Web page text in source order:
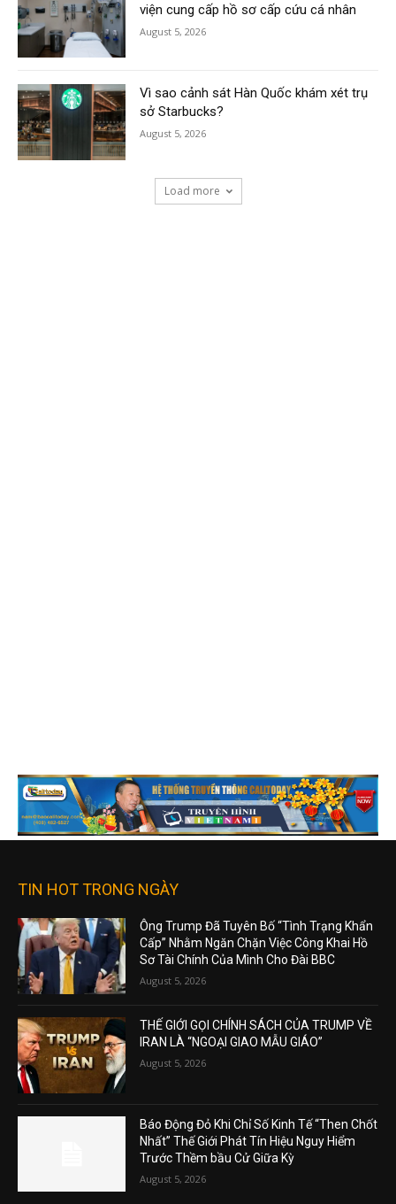
viện cung cấp hồ sơ cấp cứu cá nhân
August 5, 2026
Vì sao cảnh sát Hàn Quốc khám xét trụ
sở Starbucks?
August 5, 2026
Load more
TIN HOT TRONG NGÀY
Ông Trump Đã Tuyên Bố “Tình Trạng Khẩn
Cấp” Nhằm Ngăn Chặn Việc Công Khai Hồ
Sơ Tài Chính Của Mình Cho Đài BBC
August 5, 2026
THẾ GIỚI GỌI CHÍNH SÁCH CỦA TRUMP VỀ
IRAN LÀ “NGOẠI GIAO MẪU GIÁO”
August 5, 2026
Báo Động Đỏ Khi Chỉ Số Kinh Tế “Then Chốt
Nhất” Thế Giới Phát Tín Hiệu Nguy Hiểm
Trước Thềm bầu Cử Giữa Kỳ
August 5, 2026